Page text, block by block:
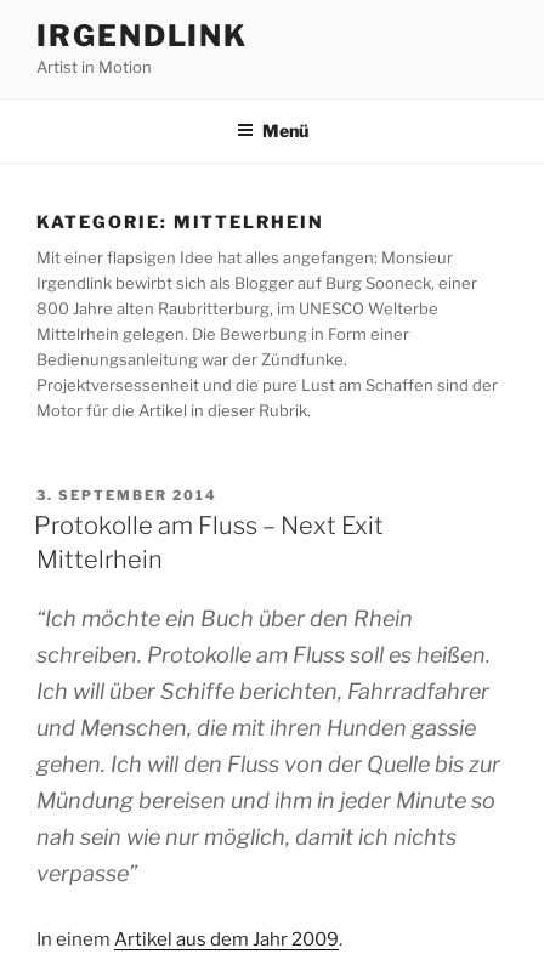
Inhalt
springen
IRGENDLINK
Artist in Motion
Menü
KATEGORIE: MITTELRHEIN
Mit einer flapsigen Idee hat alles angefangen: Monsieur
Irgendlink bewirbt sich als Blogger auf Burg Sooneck, einer
800 Jahre alten Raubritterburg, im UNESCO Welterbe
Mittelrhein gelegen. Die Bewerbung in Form einer
Bedienungsanleitung war der Zündfunke.
Projektversessenheit und die pure Lust am Schaffen sind der
Motor für die Artikel in dieser Rubrik.
VERÖFFENTLICHT
AM
3. SEPTEMBER 2014
Protokolle am Fluss – Next Exit
Mittelrhein
“Ich möchte ein Buch über den Rhein
schreiben. Protokolle am Flusssoll es heißen.
Ich will über Schiffe berichten, Fahrradfahrer
und Menschen, die mit ihren Hunden gassie
gehen. Ich will den Fluss von der Quelle bis zur
Mündung bereisen und ihm in jeder Minute so
nah sein wie nur möglich, damit ich nichts
verpasse”
In einem Artikel aus dem Jahr 2009.